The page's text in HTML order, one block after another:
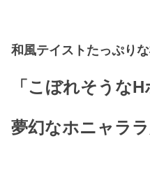
和風テイストたっぷり
「こぼれそうな
夢幻なホニャラ